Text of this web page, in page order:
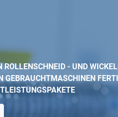
ROLLENSCHNEID - UND
GEBRAUCHTMASCHINEN